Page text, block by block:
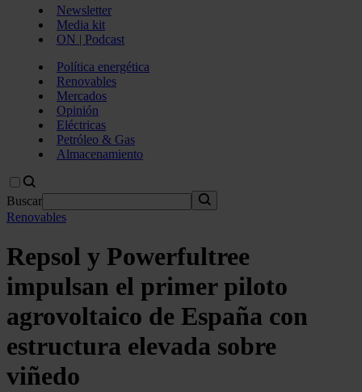
Newsletter
Media kit
ON | Podcast
Política energética
Renovables
Mercados
Opinión
Eléctricas
Petróleo & Gas
Almacenamiento
Buscar
Renovables
Repsol y Powerfultree
impulsan el primer piloto
agrovoltaico de España con
estructura elevada sobre
viñedo